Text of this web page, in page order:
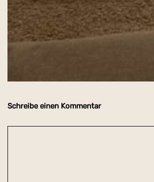
Schreibe einen Kommentar